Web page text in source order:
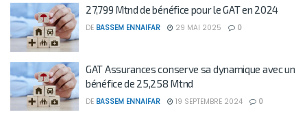
27,799 Mtnd de bénéfice pour le GAT en 2024
DE BASSEM ENNAIFAR 29 MAI 2025 0
GAT Assurances conserve sa dynamique avec un
bénéfice de 25,258 Mtnd
DE BASSEM ENNAIFAR 19 SEPTEMBRE 2024 0